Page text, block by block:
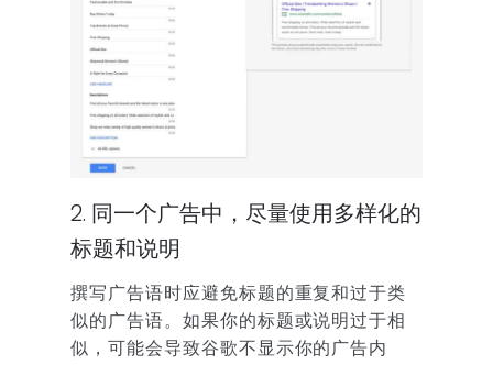
2. 同一个广告中，尽量使用多样化的
标题和说明
撰写广告语时应避免标题的重复和过于类
似的广告语。如果你的标题或说明过于相
似，可能会导致谷歌不显示你的广告内